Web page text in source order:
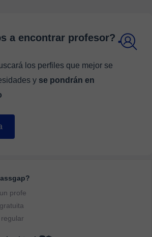
a encontrar profesor?
los perfiles que mejor se
y se pondrán en
profe